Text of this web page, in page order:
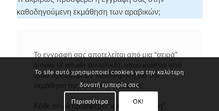
καθοδηγούμενη εκμάθηση των αραβικών;
Το εγγραφή σας αποτελείται από μια “σειρά”
αυτά προσφέρουν καθοδήγηση για την
εκμάθηση της αραβικής γλώσσας.
Κάθε email προσφέρει “καθοδηγούμενη”
Το site αυτό χρησιμοποιεί cookies για την καλύτερη
δυνατή εμπειρία σας
Περισσότερα OK!